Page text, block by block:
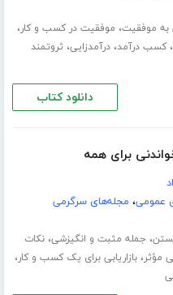
به موفقیت، موفقیت در کسب و کار،
،کسب درآمد،درآمدزایی، ثروتمند
دانلود کتاب
برای همه
عمومی، مجله‌های سرگرمی
، جمله مثبت و انگیزشی،نکات
مؤثر،بازاریابی برای یک کسب و کار،